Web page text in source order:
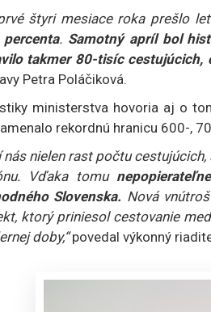
štyri mesiace roka prešlo
percenta. Samotný apríl bol
takmer 80-tisíc cestujúcich,
Petra Poláčiková.
ministerstva hovoria aj o
rekordnú hranicu 600-,
nás nielen rast počtu
Vďaka tomu
Slovenska. Nová
ktorý priniesol cestovanie
doby,“povedal výkonný